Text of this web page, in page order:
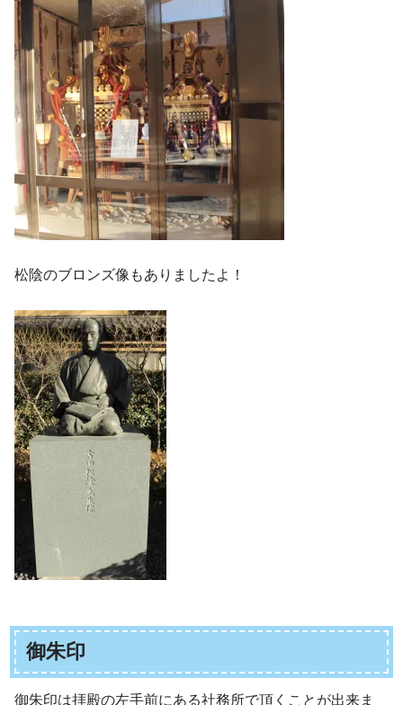
松陰のブロンズ像もありましたよ！
御朱印
御朱印は拝殿の左手前にある社務所で頂くことが出来ま